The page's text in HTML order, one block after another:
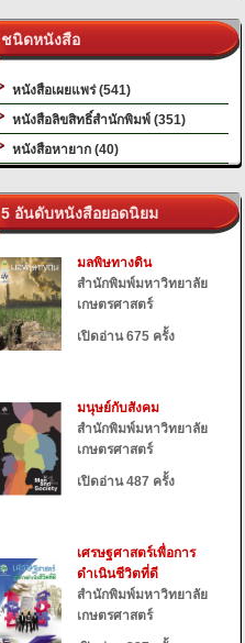
ชนิดหนังสือ
หนังสือเผยแพร่ (541)
หนังสือลิขสิทธิ์สำนักพิมพ์ (351)
หนังสือหายาก (40)
5 อันดับหนังสือยอดนิยม
มลพิษทางดิน
สำนักพิมพ์มหาวิทยาลัย
เกษตรศาสตร์
เปิดอ่าน 675 ครั้ง
มนุษย์กับสังคม
สำนักพิมพ์มหาวิทยาลัย
เกษตรศาสตร์
เปิดอ่าน 487 ครั้ง
เศรษฐศาสตร์เพื่อการ
ดำเนินชีวิตที่ดี
สำนักพิมพ์มหาวิทยาลัย
เกษตรศาสตร์